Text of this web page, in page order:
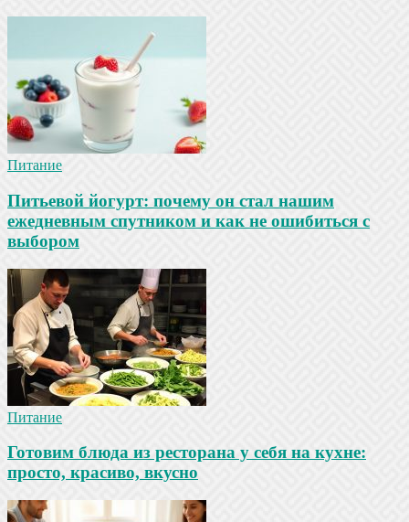
Питание
Питьевой йогурт: почему он стал нашим
ежедневным спутником и как не ошибиться с
выбором
Питание
Готовим блюда из ресторана у себя на кухне:
просто, красиво, вкусно